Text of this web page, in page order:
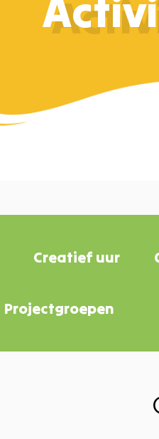
Creatief uur
Projectgroepen